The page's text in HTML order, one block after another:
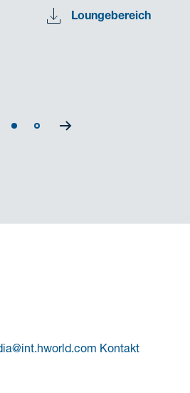
Loungebereich
Kontakt